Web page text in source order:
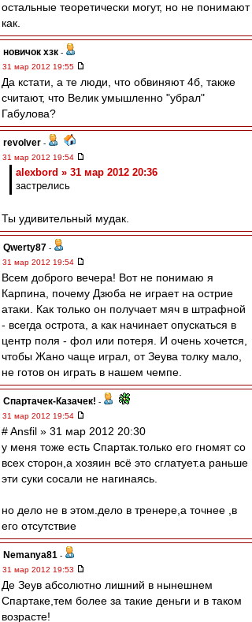
остальные теоретически могут, но не понимают
как.
новичок хзк -
31 мар 2012 19:55
Да кстати, а те люди, что обвиняют 4б, также
считают, что Велик умышленно "убрал"
Габулова?
revolver -
31 мар 2012 19:54
alexbord » 31 мар 2012 20:36
застрелись
Ты удивительный мудак.
Qwerty87 -
31 мар 2012 19:54
Всем доброго вечера! Вот не понимаю я
Карпина, почему Дзюба не играет на острие
атаки. Как только он получает мяч в штрафной
- всегда острота, а как начинает опускаться в
центр поля - фол или потеря. И очень хочется,
чтобы Жано чаще играл, от Зеува толку мало,
не готов он играть в нашем чемпе.
Спартачек-Казачек! -
31 мар 2012 19:54
# Ansfil » 31 мар 2012 20:30
у меня тоже есть Спартак.только его гномят со
всех сторон,а хозяин всё это сглатует.а раньше
эти суки сосали не нагинаясь.
но дело не в этом.дело в тренере,а точнее ,в
его отсутствие
Nemanya81 -
31 мар 2012 19:53
Де Зеув абсолютно лишний в нынешнем
Спартаке,тем более за такие деньги и в таком
возрасте!